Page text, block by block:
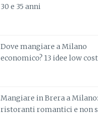
30 e 35 anni
Dove mangiare a Milano
economico? 13 idee low cost
Mangiare in Brera a Milano:
ristoranti romantici e non